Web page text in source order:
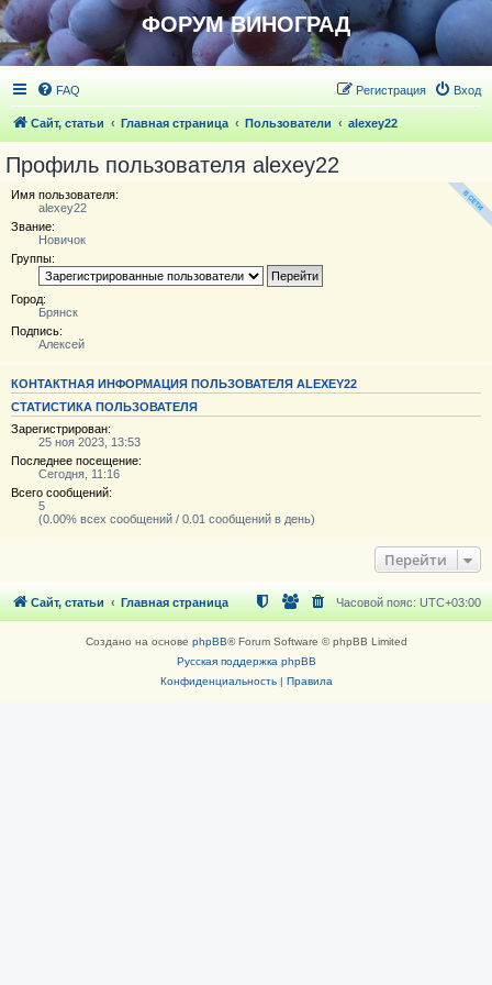
ФОРУМ ВИНОГРАД
FAQ Вход
Регистрация
Сайт, статьи Главная страница Пользователи alexey22
Профиль пользователя alexey22
Имя пользователя:
alexey22
Звание:
Новичoк
Группы:
Город:
Брянск
Подпись:
Алексей
КОНТАКТНАЯ ИНФОРМАЦИЯ ПОЛЬЗОВАТЕЛЯ ALEXEY22
СТАТИСТИКА ПОЛЬЗОВАТЕЛЯ
Зарегистрирован:
25 ноя 2023, 13:53
Последнее посещение:
Сегодня, 11:16
Всего сообщений:
5
(0.00% всех сообщений / 0.01 сообщений в день)
Перейти
Сайт, статьи Главная страница Часовой пояс: UTC+03:00
Создано на основе phpBB® Forum Software © phpBB Limited
Русская поддержка phpBB
Конфиденциальность| Правила